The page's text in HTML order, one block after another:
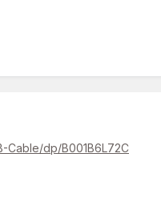
Cable/dp/B001B6L72C